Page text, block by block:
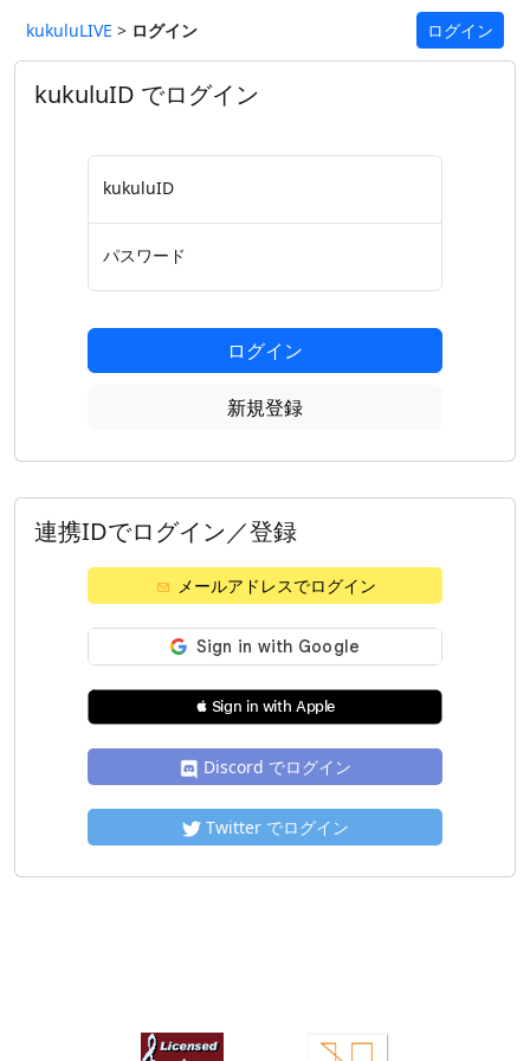
kukuluLIVE > ログイン ログイン
kukuluID でログイン
kukuluID
パスワード
ログイン
新規登録
連携IDでログイン／登録
メールアドレスでログイン
 Sign in with Apple
Discord でログイン
Twitter でログイン